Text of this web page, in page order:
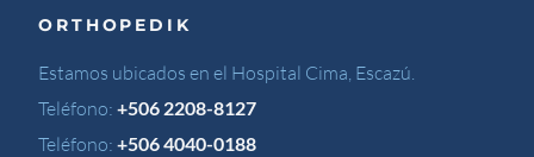
ORTHOPEDIK
Estamos ubicados en el Hospital Cima, Escazú.
Teléfono:+506 2208-8127
Teléfono:+506 4040-0188